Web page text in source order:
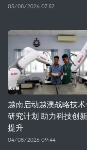
05/08/2026 07:52
越南启动越澳战略技
研究计划 助力科技创
提升
04/08/2026 09:44